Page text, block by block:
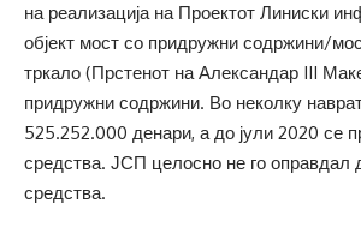
на реализација на Проектот Линиски
објект мост со придружни содржини/
тркало (Прстенот на Александар III
придружни содржини. Во неколку
525.252.000 денари, а до јули 2020 се
средства. ЈСП целосно не го оправдал
средства.